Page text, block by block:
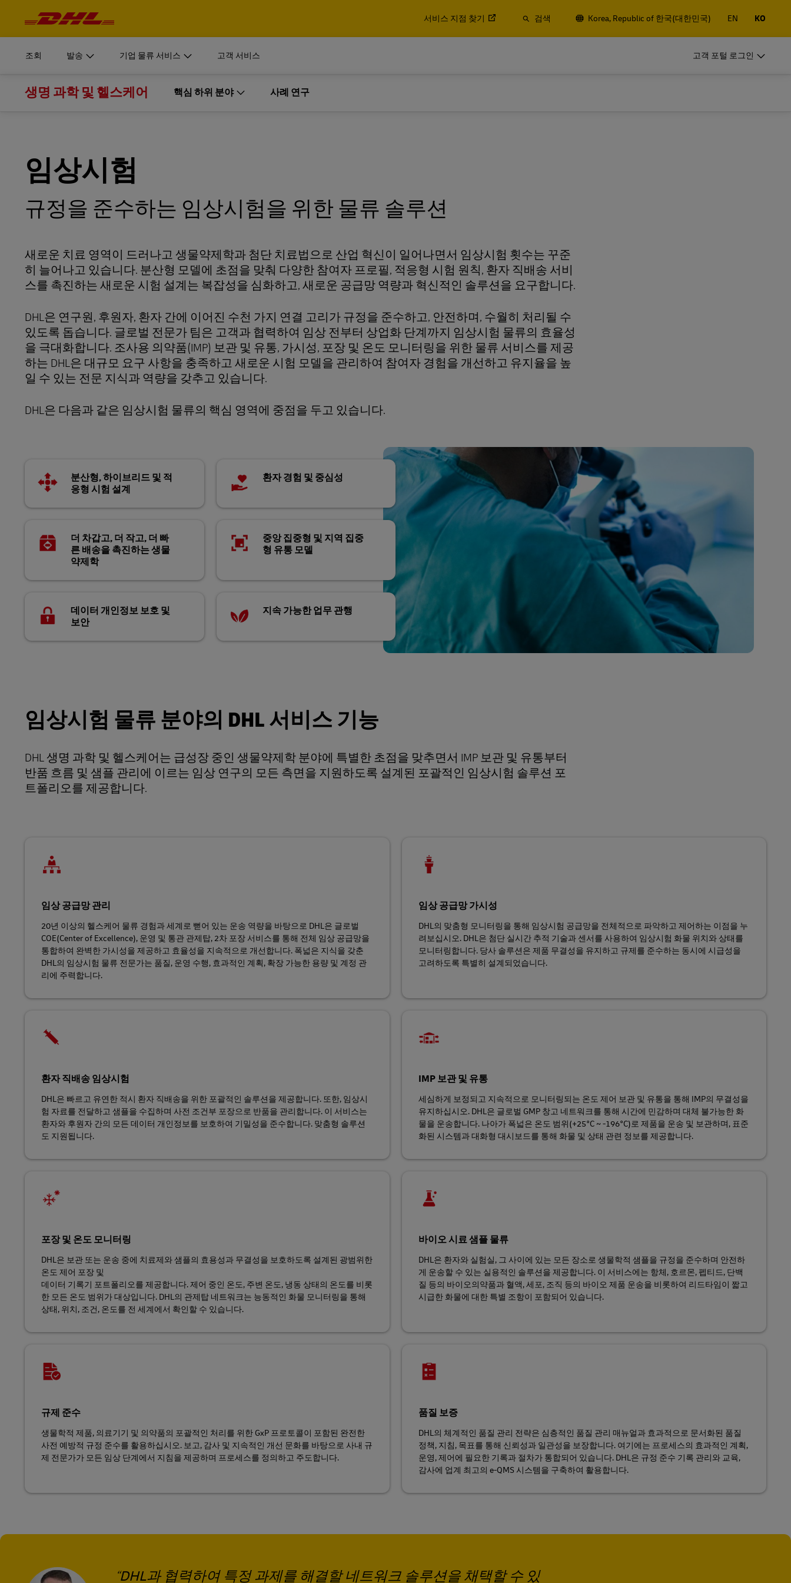
서비스 지점 찾기 검색 Korea, Republic of 한국(대한민국) EN KO
조회 발송
픽업 예약
온라인 예약
자세히 알아보기
기업 물류 서비스
기업 물류 서비스
고객 서비스 고객 포털 로그인
로그인
myDHLi
MySupplyChain
DHL SameDay
LifeTrack
고객 포털 더 알아보기
픽업 예약
견적 받기
DHL 익스프레스 서비스
기업 물류 서비스
로그인
myDHLi
DHL SameDay
LifeTrack
고객 포털 더 알아보기
생명 과학 및 헬스케어 핵심 하위 분야
전문 제약
의료기기
소비자 헬스케어
원조 및 구호
사례 연구
임상시험
규정을 준수하는 임상시험을 위한 물류 솔루션
새로운 치료 영역이 드러나고 생물약제학과 첨단 치료법으로 산업 혁신이 일어나면서 임상시험 횟수는 꾸준
히 늘어나고 있습니다. 분산형 모델에 초점을 맞춰 다양한 참여자 프로필, 적응형 시험 원칙, 환자 직배송 서비
스를 촉진하는 새로운 시험 설계는 복잡성을 심화하고, 새로운 공급망 역량과 혁신적인 솔루션을 요구합니다.
DHL은 연구원, 후원자, 환자 간에 이어진 수천 가지 연결 고리가 규정을 준수하고, 안전하며, 수월히 처리될 수
있도록 돕습니다. 글로벌 전문가 팀은 고객과 협력하여 임상 전부터 상업화 단계까지 임상시험 물류의 효율성
을 극대화합니다. 조사용 의약품(IMP) 보관 및 유통, 가시성, 포장 및 온도 모니터링을 위한 물류 서비스를 제공
하는 DHL은 대규모 요구 사항을 충족하고 새로운 시험 모델을 관리하여 참여자 경험을 개선하고 유지율을 높
일 수 있는 전문 지식과 역량을 갖추고 있습니다.
DHL은 다음과 같은 임상시험 물류의 핵심 영역에 중점을 두고 있습니다.
분산형, 하이브리드 및 적
응형 시험 설계
환자 경험 및 중심성
더 차갑고, 더 작고, 더 빠
른 배송을 촉진하는 생물
약제학
중앙 집중형 및 지역 집중
형 유통 모델
데이터 개인정보 보호 및
보안
지속 가능한 업무 관행
임상시험 물류 분야의 DHL 서비스 기능
DHL 생명 과학 및 헬스케어는 급성장 중인 생물약제학 분야에 특별한 초점을 맞추면서 IMP 보관 및 유통부터
반품 흐름 및 샘플 관리에 이르는 임상 연구의 모든 측면을 지원하도록 설계된 포괄적인 임상시험 솔루션 포
트폴리오를 제공합니다.
임상 공급망 관리
20년 이상의 헬스케어 물류 경험과 세계로 뻗어 있는 운송 역량을 바탕으로 DHL은 글로벌
COE(Center of Excellence), 운영 및 통관 관제탑, 2차 포장 서비스를 통해 전체 임상 공급망을
통합하여 완벽한 가시성을 제공하고 효율성을 지속적으로 개선합니다. 폭넓은 지식을 갖춘
DHL의 임상시험 물류 전문가는 품질, 운영 수행, 효과적인 계획, 확장 가능한 용량 및 계정 관
리에 주력합니다.
임상 공급망 가시성
DHL의 맞춤형 모니터링을 통해 임상시험 공급망을 전체적으로 파악하고 제어하는 이점을 누
려보십시오. DHL은 첨단 실시간 추적 기술과 센서를 사용하여 임상시험 화물 위치와 상태를
모니터링합니다. 당사 솔루션은 제품 무결성을 유지하고 규제를 준수하는 동시에 시급성을
고려하도록 특별히 설계되었습니다.
환자 직배송 임상시험
DHL은 빠르고 유연한 적시 환자 직배송을 위한 포괄적인 솔루션을 제공합니다. 또한, 임상시
험 자료를 전달하고 샘플을 수집하며 사전 조건부 포장으로 반품을 관리합니다. 이 서비스는
환자와 후원자 간의 모든 데이터 개인정보를 보호하여 기밀성을 준수합니다. 맞춤형 솔루션
도 지원됩니다.
IMP 보관 및 유통
세심하게 보정되고 지속적으로 모니터링되는 온도 제어 보관 및 유통을 통해 IMP의 무결성을
유지하십시오. DHL은 글로벌 GMP 창고 네트워크를 통해 시간에 민감하며 대체 불가능한 화
물을 운송합니다. 나아가 폭넓은 온도 범위(+25°C ~ -196°C)로 제품을 운송 및 보관하며, 표준
화된 시스템과 대화형 대시보드를 통해 화물 및 상태 관련 정보를 제공합니다.
포장 및 온도 모니터링
DHL은 보관 또는 운송 중에 치료제와 샘플의 효용성과 무결성을 보호하도록 설계된 광범위한
온도 제어 포장 및
데이터 기록기 포트폴리오를 제공합니다. 제어 중인 온도, 주변 온도, 냉동 상태의 온도를 비롯
한 모든 온도 범위가 대상입니다. DHL의 관제탑 네트워크는 능동적인 화물 모니터링을 통해
상태, 위치, 조건, 온도를 전 세계에서 확인할 수 있습니다.
바이오 시료 샘플 물류
DHL은 환자와 실험실, 그 사이에 있는 모든 장소로 생물학적 샘플을 규정을 준수하며 안전하
게 운송할 수 있는 실용적인 솔루션을 제공합니다. 이 서비스에는 항체, 호르몬, 펩티드, 단백
질 등의 바이오의약품과 혈액, 세포, 조직 등의 바이오 제품 운송을 비롯하여 리드타임이 짧고
시급한 화물에 대한 특별 조항이 포함되어 있습니다.
규제 준수
생물학적 제품, 의료기기 및 의약품의 포괄적인 처리를 위한 GxP 프로토콜이 포함된 완전한
사전 예방적 규정 준수를 활용하십시오. 보고, 감사 및 지속적인 개선 문화를 바탕으로 사내 규
제 전문가가 모든 임상 단계에서 지침을 제공하며 프로세스를 정의하고 주도합니다.
품질 보증
DHL의 체계적인 품질 관리 전략은 심층적인 품질 관리 매뉴얼과 효과적으로 문서화된 품질
정책, 지침, 목표를 통해 신뢰성과 일관성을 보장합니다. 여기에는 프로세스의 효과적인 계획,
운영, 제어에 필요한 기록과 절차가 통합되어 있습니다. DHL은 규정 준수 기록 관리와 교육,
감사에 업계 최고의 e-QMS 시스템을 구축하여 활용합니다.
DHL과 협력하여 특정 과제를 해결할 네트워크 솔루션을 채택할 수 있